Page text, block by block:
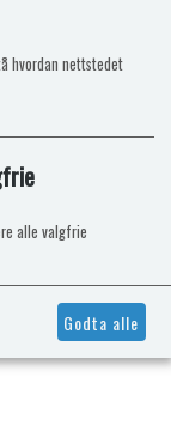
hvordan nettstedet
alle valgfrie
Godta alle